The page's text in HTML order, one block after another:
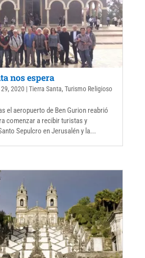
nos espera
2020 |Tierra Santa, Turismo Religioso
el aeropuerto de Ben Gurion reabrió
comenzar a recibir turistas y
Sepulcro en Jerusalén y la...